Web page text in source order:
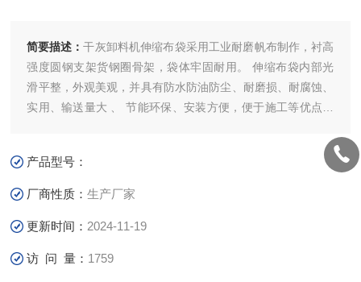
简要描述：干灰卸料机伸缩布袋采用工业耐磨帆布制作，衬高
强度圆钢支架货钢圈骨架，袋体牢固耐用。 伸缩布袋内部光
滑平整，外观美观，并具有防水防油防尘、耐磨损、耐腐蚀、
实用、输送量大 、 节能环保、安装方便，便于施工等优点。
产品型号：
厂商性质：生产厂家
更新时间： 2024-11-19
访 问 量： 1759